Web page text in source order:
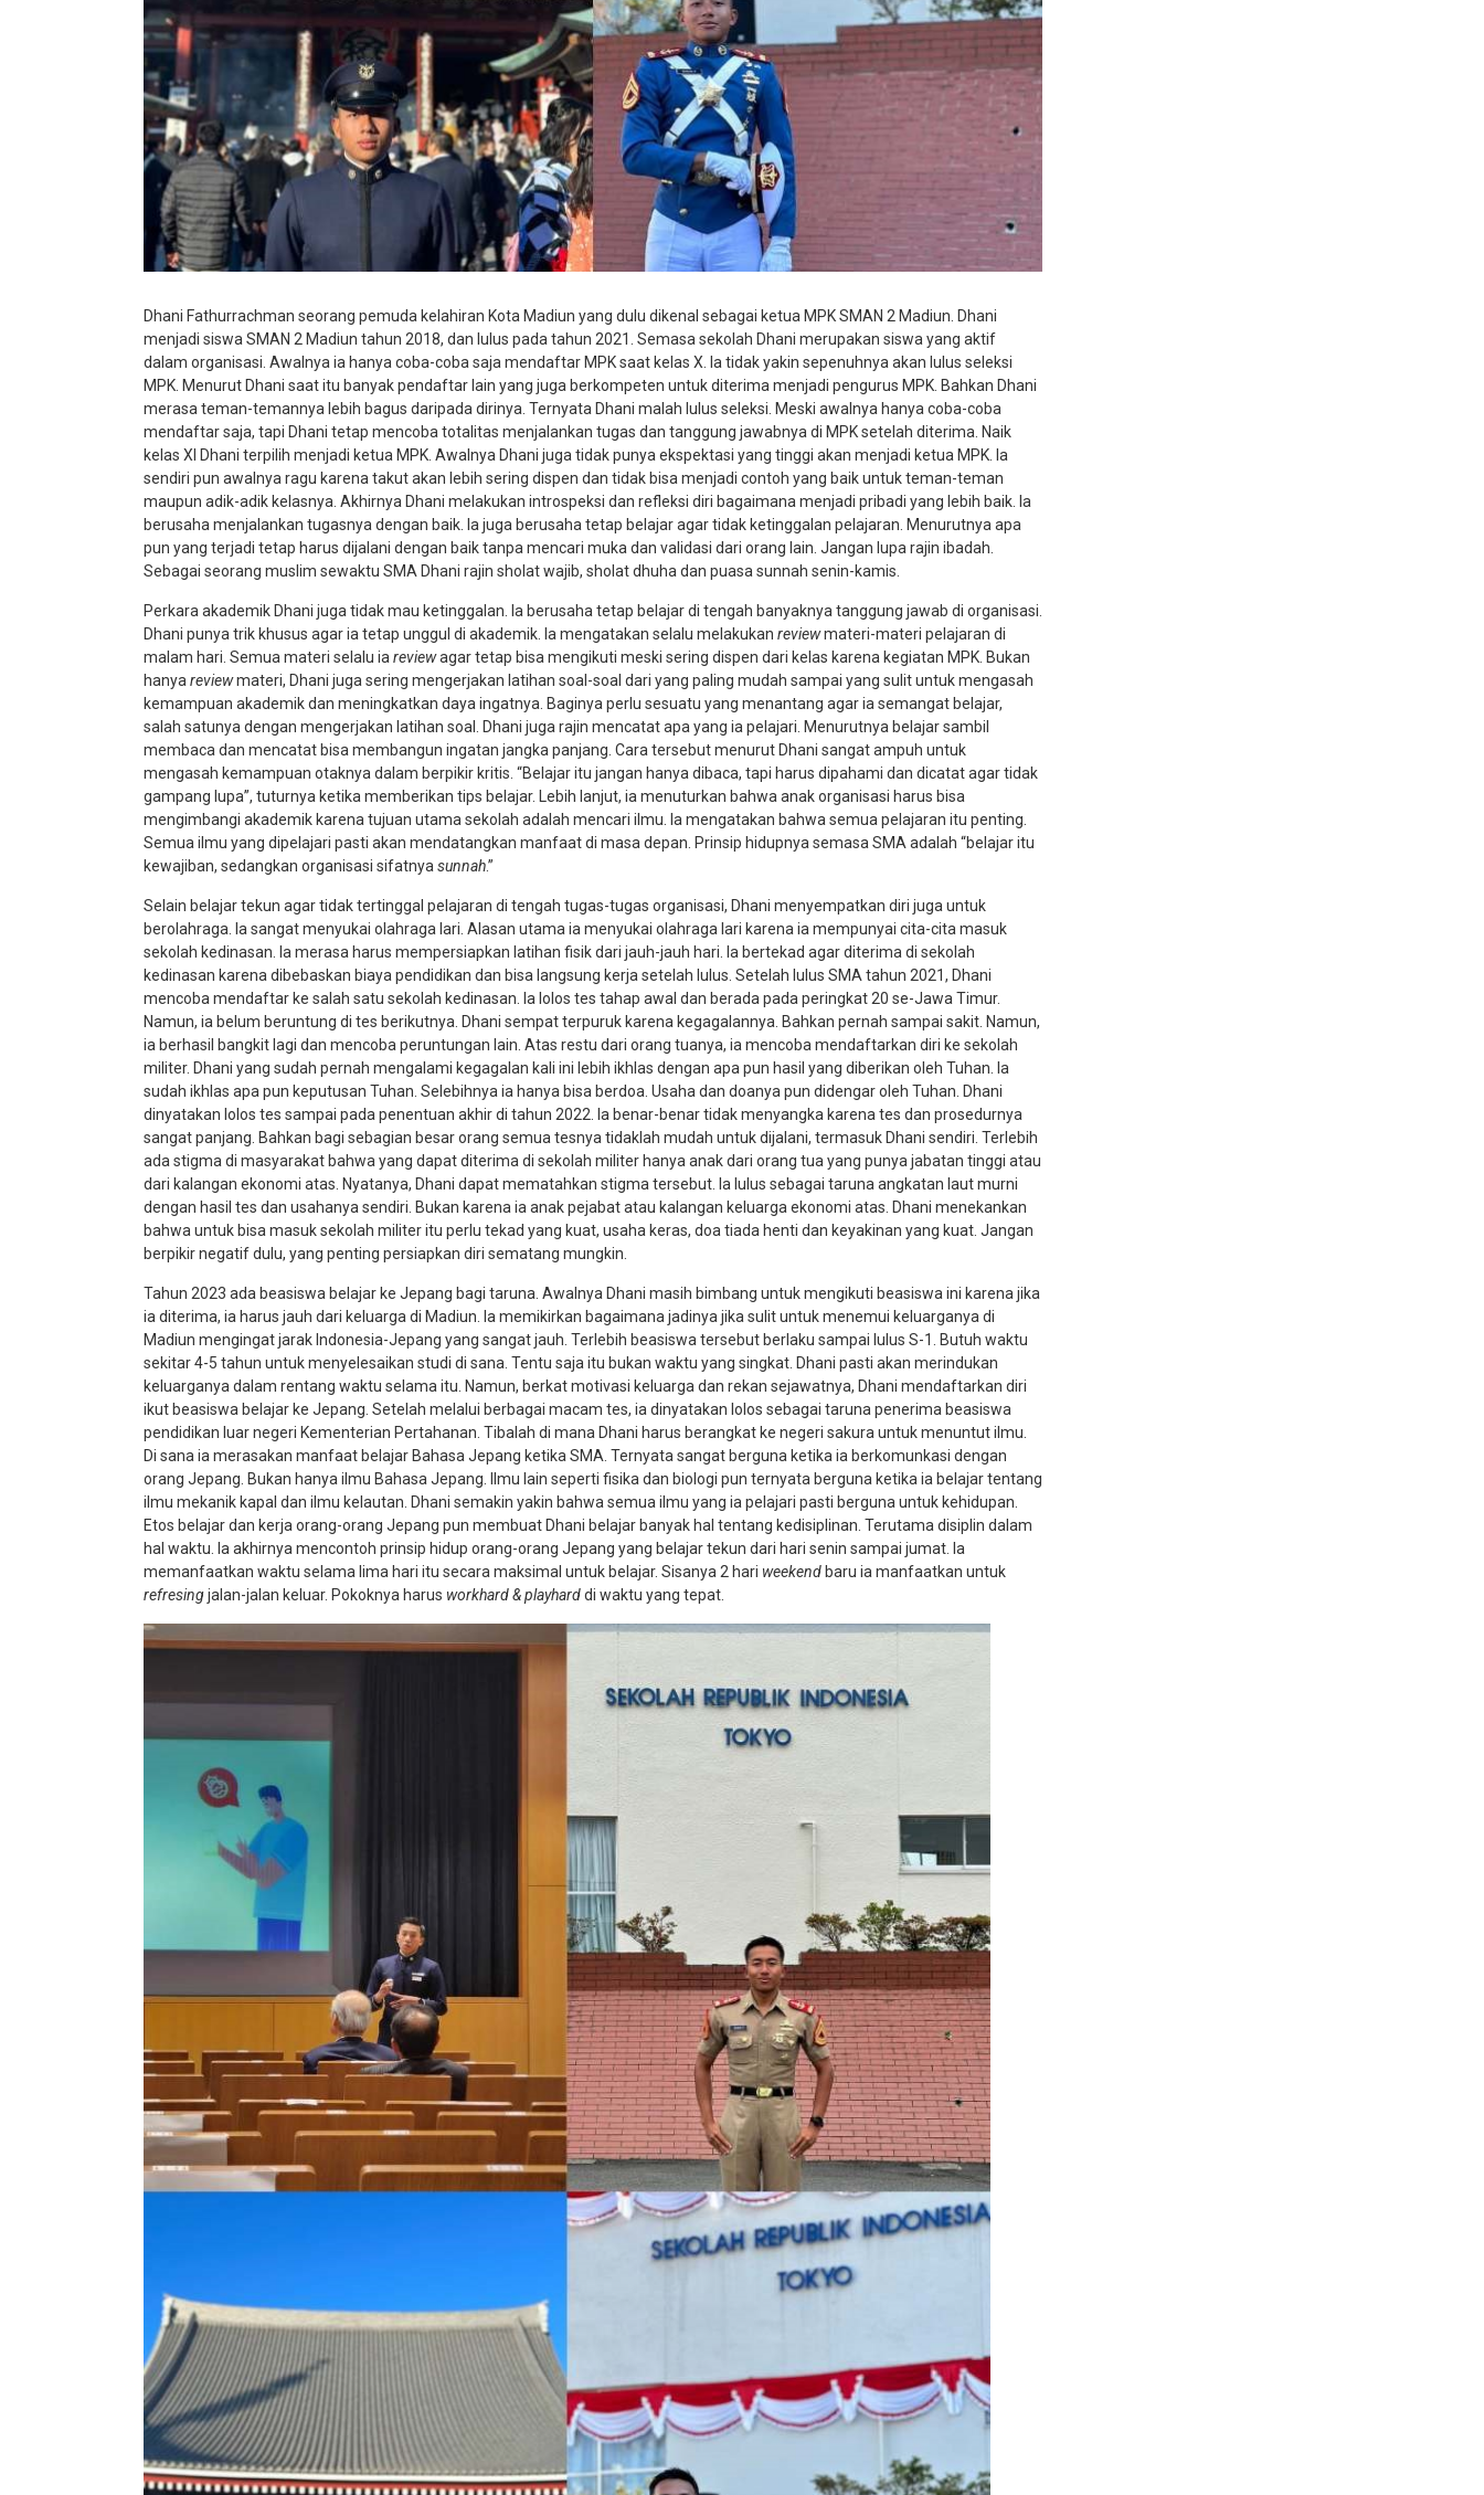
Dhani Fathurrachman seorang pemuda kelahiran Kota Madiun yang dulu dikenal sebagai ketua MPK SMAN 2 Madiun. Dhani
menjadi siswa SMAN 2 Madiun tahun 2018, dan lulus pada tahun 2021. Semasa sekolah Dhani merupakan siswa yang aktif
dalam organisasi. Awalnya ia hanya coba-coba saja mendaftar MPK saat kelas X. Ia tidak yakin sepenuhnya akan lulus seleksi
MPK. Menurut Dhani saat itu banyak pendaftar lain yang juga berkompeten untuk diterima menjadi pengurus MPK. Bahkan Dhani
merasa teman-temannya lebih bagus daripada dirinya. Ternyata Dhani malah lulus seleksi. Meski awalnya hanya coba-coba
mendaftar saja, tapi Dhani tetap mencoba totalitas menjalankan tugas dan tanggung jawabnya di MPK setelah diterima. Naik
kelas XI Dhani terpilih menjadi ketua MPK. Awalnya Dhani juga tidak punya ekspektasi yang tinggi akan menjadi ketua MPK. Ia
sendiri pun awalnya ragu karena takut akan lebih sering dispen dan tidak bisa menjadi contoh yang baik untuk teman-teman
maupun adik-adik kelasnya. Akhirnya Dhani melakukan introspeksi dan refleksi diri bagaimana menjadi pribadi yang lebih baik. Ia
berusaha menjalankan tugasnya dengan baik. Ia juga berusaha tetap belajar agar tidak ketinggalan pelajaran. Menurutnya apa
pun yang terjadi tetap harus dijalani dengan baik tanpa mencari muka dan validasi dari orang lain. Jangan lupa rajin ibadah.
Sebagai seorang muslim sewaktu SMA Dhani rajin sholat wajib, sholat dhuha dan puasa sunnah senin-kamis.
Perkara akademik Dhani juga tidak mau ketinggalan. Ia berusaha tetap belajar di tengah banyaknya tanggung jawab di organisasi.
Dhani punya trik khusus agar ia tetap unggul di akademik. Ia mengatakan selalu melakukan reviewmateri-materi pelajaran di
malam hari. Semua materi selalu iareviewagar tetap bisa mengikuti meski sering dispen dari kelas karena kegiatan MPK. Bukan
hanyareviewmateri, Dhani juga sering mengerjakan latihan soal-soal dari yang paling mudah sampai yang sulit untuk mengasah
kemampuan akademik dan meningkatkan daya ingatnya. Baginya perlu sesuatu yang menantang agar ia semangat belajar,
salah satunya dengan mengerjakan latihan soal. Dhani juga rajin mencatat apa yang ia pelajari. Menurutnya belajar sambil
membaca dan mencatat bisa membangun ingatan jangka panjang. Cara tersebut menurut Dhani sangat ampuh untuk
mengasah kemampuan otaknya dalam berpikir kritis. “Belajar itu jangan hanya dibaca, tapi harus dipahami dan dicatat agar tidak
gampang lupa”, tuturnya ketika memberikan tips belajar. Lebih lanjut, ia menuturkan bahwa anak organisasi harus bisa
mengimbangi akademik karena tujuan utama sekolah adalah mencari ilmu. Ia mengatakan bahwa semua pelajaran itu penting.
Semua ilmu yang dipelajari pasti akan mendatangkan manfaat di masa depan. Prinsip hidupnya semasa SMA adalah “belajar itu
kewajiban, sedangkan organisasi sifatnyasunnah.”
Selain belajar tekun agar tidak tertinggal pelajaran di tengah tugas-tugas organisasi, Dhani menyempatkan diri juga untuk
berolahraga. Ia sangat menyukai olahraga lari. Alasan utama ia menyukai olahraga lari karena ia mempunyai cita-cita masuk
sekolah kedinasan. Ia merasa harus mempersiapkan latihan fisik dari jauh-jauh hari. Ia bertekad agar diterima di sekolah
kedinasan karena dibebaskan biaya pendidikan dan bisa langsung kerja setelah lulus. Setelah lulus SMA tahun 2021, Dhani
mencoba mendaftar ke salah satu sekolah kedinasan. Ia lolos tes tahap awal dan berada pada peringkat 20 se-Jawa Timur.
Namun, ia belum beruntung di tes berikutnya. Dhani sempat terpuruk karena kegagalannya. Bahkan pernah sampai sakit. Namun,
ia berhasil bangkit lagi dan mencoba peruntungan lain. Atas restu dari orang tuanya, ia mencoba mendaftarkan diri ke sekolah
militer. Dhani yang sudah pernah mengalami kegagalan kali ini lebih ikhlas dengan apa pun hasil yang diberikan oleh Tuhan. Ia
sudah ikhlas apa pun keputusan Tuhan. Selebihnya ia hanya bisa berdoa. Usaha dan doanya pun didengar oleh Tuhan. Dhani
dinyatakan lolos tes sampai pada penentuan akhir di tahun 2022. Ia benar-benar tidak menyangka karena tes dan prosedurnya
sangat panjang. Bahkan bagi sebagian besar orang semua tesnya tidaklah mudah untuk dijalani, termasuk Dhani sendiri. Terlebih
ada stigma di masyarakat bahwa yang dapat diterima di sekolah militer hanya anak dari orang tua yang punya jabatan tinggi atau
dari kalangan ekonomi atas. Nyatanya, Dhani dapat mematahkan stigma tersebut. Ia lulus sebagai taruna angkatan laut murni
dengan hasil tes dan usahanya sendiri. Bukan karena ia anak pejabat atau kalangan keluarga ekonomi atas. Dhani menekankan
bahwa untuk bisa masuk sekolah militer itu perlu tekad yang kuat, usaha keras, doa tiada henti dan keyakinan yang kuat. Jangan
berpikir negatif dulu, yang penting persiapkan diri sematang mungkin.
Tahun 2023 ada beasiswa belajar ke Jepang bagi taruna. Awalnya Dhani masih bimbang untuk mengikuti beasiswa ini karena jika
ia diterima, ia harus jauh dari keluarga di Madiun. Ia memikirkan bagaimana jadinya jika sulit untuk menemui keluarganya di
Madiun mengingat jarak Indonesia-Jepang yang sangat jauh. Terlebih beasiswa tersebut berlaku sampai lulus S-1. Butuh waktu
sekitar 4-5 tahun untuk menyelesaikan studi di sana. Tentu saja itu bukan waktu yang singkat. Dhani pasti akan merindukan
keluarganya dalam rentang waktu selama itu. Namun, berkat motivasi keluarga dan rekan sejawatnya, Dhani mendaftarkan diri
ikut beasiswa belajar ke Jepang. Setelah melalui berbagai macam tes, ia dinyatakan lolos sebagai taruna penerima beasiswa
pendidikan luar negeri Kementerian Pertahanan. Tibalah di mana Dhani harus berangkat ke negeri sakura untuk menuntut ilmu.
Di sana ia merasakan manfaat belajar Bahasa Jepang ketika SMA. Ternyata sangat berguna ketika ia berkomunkasi dengan
orang Jepang. Bukan hanya ilmu Bahasa Jepang. Ilmu lain seperti fisika dan biologi pun ternyata berguna ketika ia belajar tentang
ilmu mekanik kapal dan ilmu kelautan. Dhani semakin yakin bahwa semua ilmu yang ia pelajari pasti berguna untuk kehidupan.
Etos belajar dan kerja orang-orang Jepang pun membuat Dhani belajar banyak hal tentang kedisiplinan. Terutama disiplin dalam
hal waktu. Ia akhirnya mencontoh prinsip hidup orang-orang Jepang yang belajar tekun dari hari senin sampai jumat. Ia
memanfaatkan waktu selama lima hari itu secara maksimal untuk belajar. Sisanya 2 hari weekend baru ia manfaatkan untuk
refresingjalan-jalan keluar. Pokoknya harus workhard & playharddi waktu yang tepat.